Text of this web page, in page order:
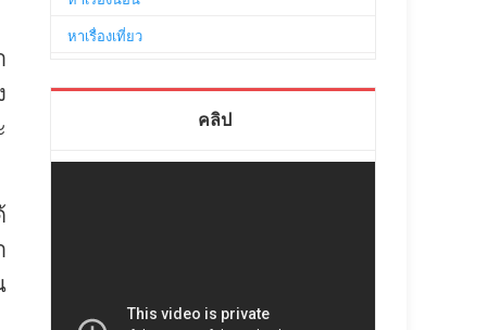
หาเรื่องเที่ยว
คลิป